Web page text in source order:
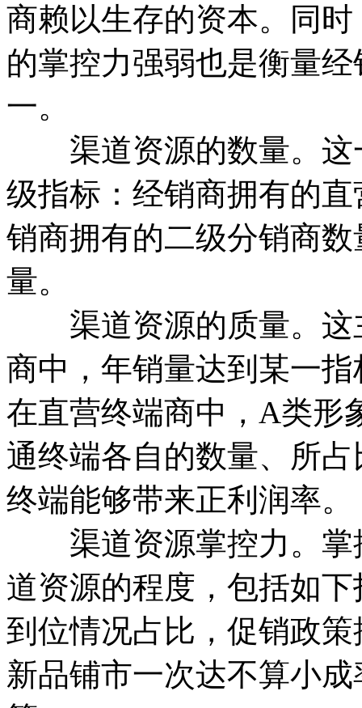
商赖以生存的资本。同
的掌控力强弱也是衡量
一。
渠道资源的数量。这
级指标：经销商拥有的
销商拥有的二级分销商
量。
渠道资源的质量。这
商中，年销量达到某一
在直营终端商中，A类形
通终端各自的数量、所
终端能够带来正利润率。
渠道资源掌控力。掌
道资源的程度，包括如
到位情况占比，促销政
新品铺市一次达不算小